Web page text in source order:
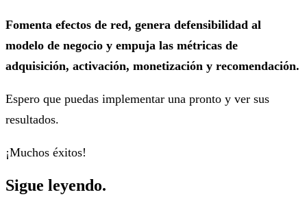
Fomenta efectos de red, genera defensibilidad al
modelo de negocio y empuja las métricas de
adquisición, activación, monetización y recomendación.
Espero que puedas implementar una pronto y ver sus
resultados.
¡Muchos éxitos!
Sigue leyendo.